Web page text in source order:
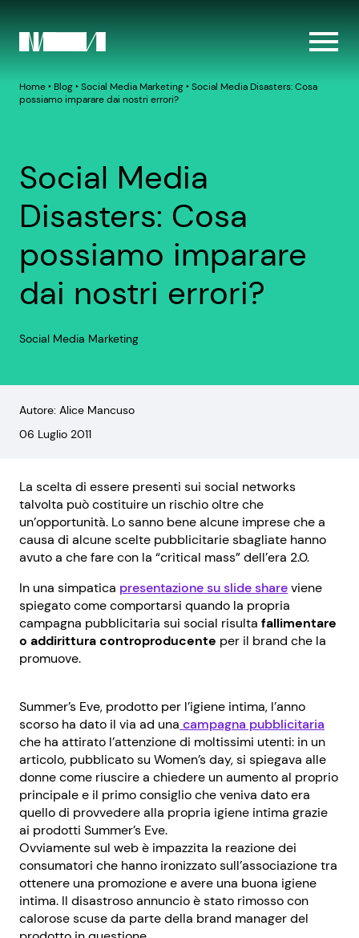
Home‣ Blog‣Social Media Marketing‣Social Media Disasters: Cosa
possiamo imparare dai nostri errori?
Social Media
Disasters: Cosa
possiamo imparare
dai nostri errori?
Social Media Marketing
Autore: Alice Mancuso
06 Luglio 2011
La scelta di essere presenti sui social networks
talvolta può costituire un rischio oltre che
un’opportunità. Lo sanno bene alcune imprese che a
causa di alcune scelte pubblicitarie sbagliate hanno
avuto a che fare con la “critical mass” dell’era 2.0.
In una simpatica presentazione su slide shareviene
spiegato come comportarsi quando la propria
campagna pubblicitaria sui social risulta fallimentare
o addirittura controproducente per il brand che la
promuove.
Summer’s Eve, prodotto per l’igiene intima, l’anno
scorso ha dato il via ad una campagna pubblicitaria
che ha attirato l’attenzione di moltissimi utenti: in un
articolo, pubblicato su Women’s day, si spiegava alle
donne come riuscire a chiedere un aumento al proprio
principale e il primo consiglio che veniva dato era
quello di provvedere alla propria igiene intima grazie
ai prodotti Summer’s Eve.
Ovviamente sul web è impazzita la reazione dei
consumatori che hanno ironizzato sull’associazione tra
ottenere una promozione e avere una buona igiene
intima. Il disastroso annuncio è stato rimosso con
calorose scuse da parte della brand manager del